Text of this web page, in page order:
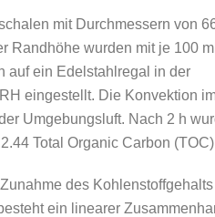
mit Durchmessern von
Randhöhe wurden mit je 100
auf ein Edelstahlregal in der
eingestellt. Die Konvektion
Umgebungsluft. Nach 2 h
Total Organic Carbon
des
ein linearer